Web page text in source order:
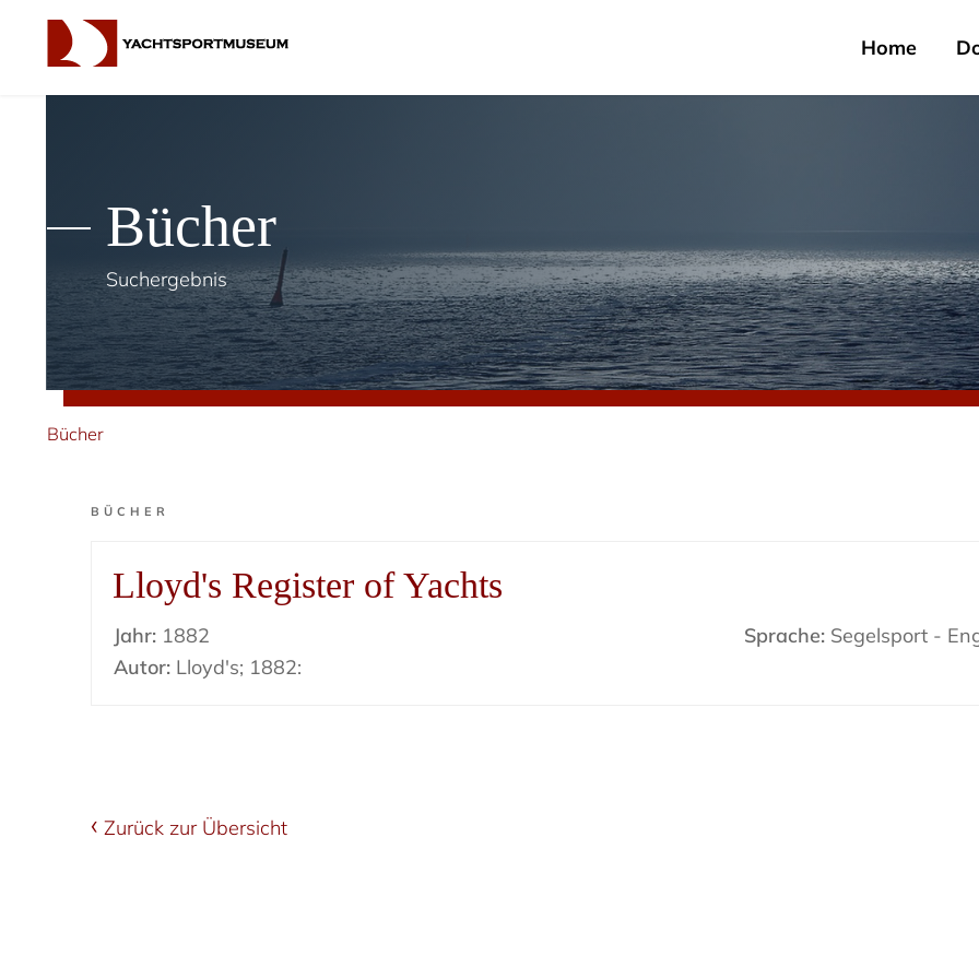
Home
Bücher
Suchergebnis
Bücher
BÜCHER
Lloyd's Register of Yachts
Jahr: 1882 Sprache:Segelsport -
Autor: Lloyd's; 1882:
Zurück zur Übersicht